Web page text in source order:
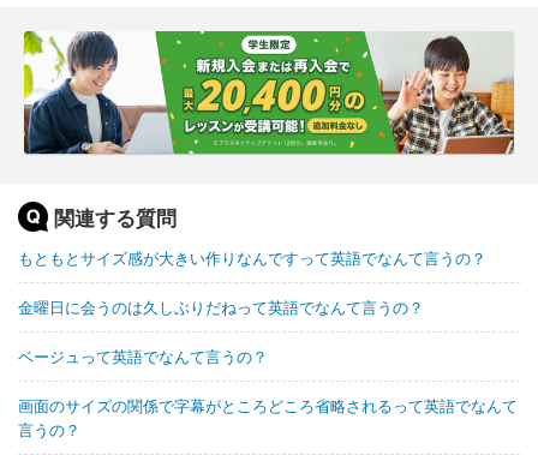
関連する質問
もともとサイズ感が大きい作りなんですって英語でなんて言うの？
金曜日に会うのは久しぶりだねって英語でなんて言うの？
ベージュって英語でなんて言うの？
画面のサイズの関係で字幕がところどころ省略されるって英語でなんて
言うの？